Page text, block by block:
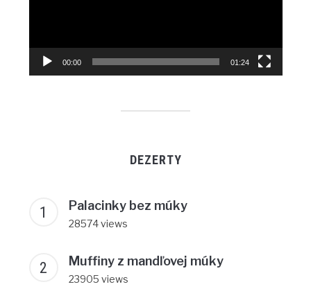
00:00 01:24
DEZERTY
Palacinky bez múky
28574 views
Muffiny z mandľovej múky
23905 views